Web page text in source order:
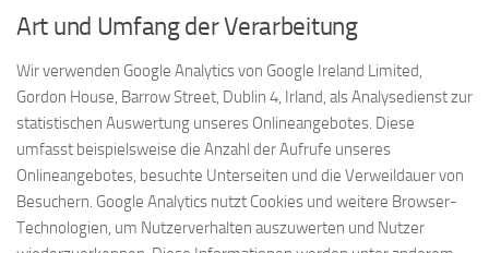
Art und Umfang der Verarbeitung
Wir verwenden Google Analytics von Google Ireland Limited,
Gordon House, Barrow Street, Dublin 4, Irland, als Analysedienst zur
statistischen Auswertung unseres Onlineangebotes. Diese
umfasst beispielsweise die Anzahl der Aufrufe unseres
Onlineangebotes, besuchte Unterseiten und die Verweildauer von
Besuchern. Google Analytics nutzt Cookies und weitere Browser-
Technologien, um Nutzerverhalten auszuwerten und Nutzer